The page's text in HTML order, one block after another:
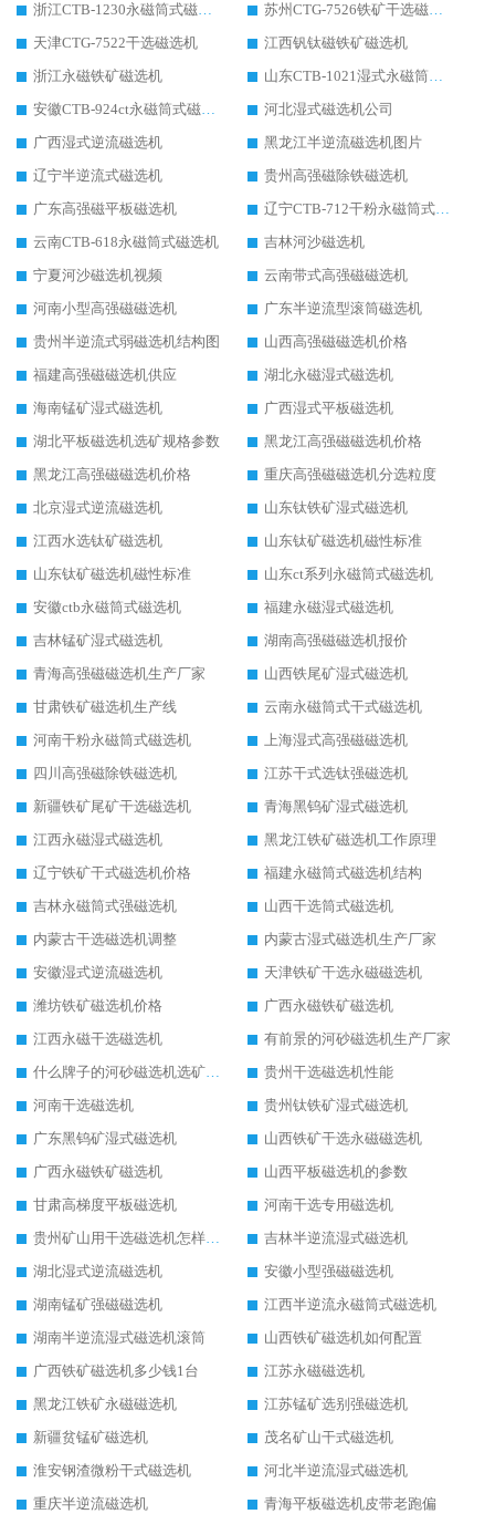
浙江CTB-1230永磁筒式磁选机生产厂家
苏州CTG-7526铁矿干选磁选机
天津CTG-7522干选磁选机
江西钒钛磁铁矿磁选机
浙江永磁铁矿磁选机
山东CTB-1021湿式永磁筒式磁选机
安徽CTB-924ct永磁筒式磁选机
河北湿式磁选机公司
广西湿式逆流磁选机
黑龙江半逆流磁选机图片
辽宁半逆流式磁选机
贵州高强磁除铁磁选机
广东高强磁平板磁选机
辽宁CTB-712干粉永磁筒式磁选机
云南CTB-618永磁筒式磁选机
吉林河沙磁选机
宁夏河沙磁选机视频
云南带式高强磁磁选机
河南小型高强磁磁选机
广东半逆流型滚筒磁选机
贵州半逆流式弱磁选机结构图
山西高强磁磁选机价格
福建高强磁磁选机供应
湖北永磁湿式磁选机
海南锰矿湿式磁选机
广西湿式平板磁选机
湖北平板磁选机选矿规格参数
黑龙江高强磁磁选机价格
黑龙江高强磁磁选机价格
重庆高强磁磁选机分选粒度
北京湿式逆流磁选机
山东钛铁矿湿式磁选机
江西水选钛矿磁选机
山东钛矿磁选机磁性标准
山东钛矿磁选机磁性标准
山东ct系列永磁筒式磁选机
安徽ctb永磁筒式磁选机
福建永磁湿式磁选机
吉林锰矿湿式磁选机
湖南高强磁磁选机报价
青海高强磁磁选机生产厂家
山西铁尾矿湿式磁选机
甘肃铁矿磁选机生产线
云南永磁筒式干式磁选机
河南干粉永磁筒式磁选机
上海湿式高强磁磁选机
四川高强磁除铁磁选机
江苏干式选钛强磁选机
新疆铁矿尾矿干选磁选机
青海黑钨矿湿式磁选机
江西永磁湿式磁选机
黑龙江铁矿磁选机工作原理
辽宁铁矿干式磁选机价格
福建永磁筒式磁选机结构
吉林永磁筒式强磁选机
山西干选筒式磁选机
内蒙古干选磁选机调整
内蒙古湿式磁选机生产厂家
安徽湿式逆流磁选机
天津铁矿干选永磁磁选机
潍坊铁矿磁选机价格
广西永磁铁矿磁选机
江西永磁干选磁选机
有前景的河砂磁选机生产厂家
什么牌子的河砂磁选机选矿效果好
贵州干选磁选机性能
河南干选磁选机
贵州钛铁矿湿式磁选机
广东黑钨矿湿式磁选机
山西铁矿干选永磁磁选机
广西永磁铁矿磁选机
山西平板磁选机的参数
甘肃高梯度平板磁选机
河南干选专用磁选机
贵州矿山用干选磁选机怎样调磁
吉林半逆流湿式磁选机
湖北湿式逆流磁选机
安徽小型强磁磁选机
湖南锰矿强磁磁选机
江西半逆流永磁筒式磁选机
湖南半逆流湿式磁选机滚筒
山西铁矿磁选机如何配置
广西铁矿磁选机多少钱1台
江苏永磁磁选机
黑龙江铁矿永磁磁选机
江苏锰矿选别强磁选机
新疆贫锰矿磁选机
茂名矿山干式磁选机
淮安钢渣微粉干式磁选机
河北半逆流湿式磁选机
重庆半逆流磁选机
青海平板磁选机皮带老跑偏